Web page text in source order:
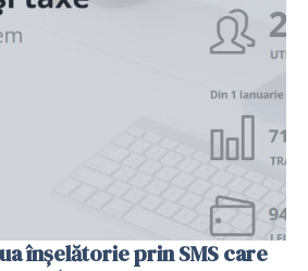
înșelătorie prin SMS care